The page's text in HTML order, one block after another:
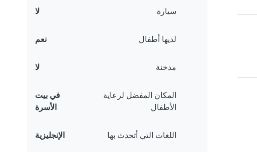
سيارة لا
لديها أطفال نعم
مدخنة لا
المكان المفضل لرعاية
الأطفال
في بيت
الأسرة
اللغات التي أتحدث بها الإنجليزية